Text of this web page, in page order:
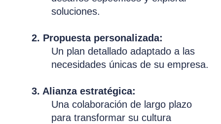
soluciones.
2. Propuesta personalizada:
Un plan detallado adaptado a las
necesidades únicas de su empresa.
3. Alianza estratégica:
Una colaboración de largo plazo
para transformar su cultura